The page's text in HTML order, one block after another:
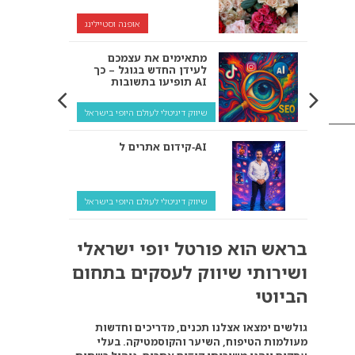
אופנה וסטיילינג
מתאימים את עצמכם
לעידן החדש בגוגל – כך
תופיעו בתשובות AI
שיווק דיגיטלי לעולם היופי בישראל
קידום אתרים ל‑AI
שיווק דיגיטלי לעולם היופי בישראל
ולמה העסק שלך צריך
להתאים את עצמו אליהם?
קידום ל‑AI לעומת קידום
רגיל: איפה הכסף נמצא
באמת?
בראש הוא פורטל יופי ישראלי
ושירותי שיווק לעסקים בתחום
הביוטי
גולשים ימצאו אצלנו תכנים, מדריכים וחדשות
מעולמות הטיפוח, השיער והקוסמטיקה. בעלי